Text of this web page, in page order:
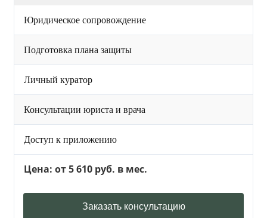
Юридическое сопровождение
Подготовка плана защиты
Личный куратор
Консультации юриста и врача
Доступ к приложению
Цена: от 5 610 руб. в мес.
Заказать консультацию